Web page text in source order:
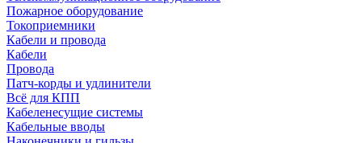
Пожарное оборудование
Токоприемники
Кабели и провода
Кабели
Провода
Патч-корды и удлинители
Всё для КПП
Кабеленесущие системы
Кабельные вводы